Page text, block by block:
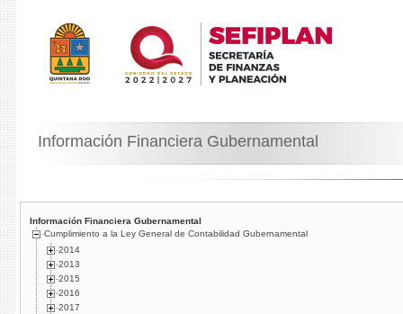
Información Financiera Gubernamental
Información Financiera Gubernamental
Cumplimiento a la Ley General de Contabilidad Gubernamental
2014
2013
2015
2016
2017